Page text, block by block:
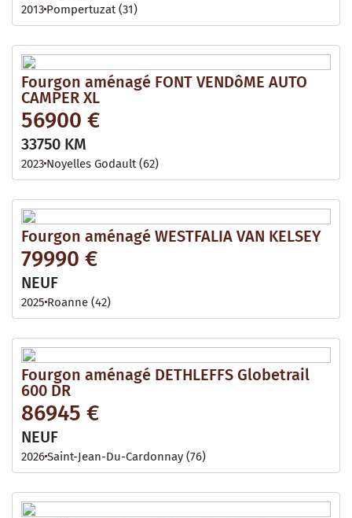
2013 Pompertuzat (31)
Fourgon aménagé FONT VENDôME AUTO
CAMPER XL
56900 €
33750 KM
2023 Noyelles Godault (62)
Fourgon aménagé WESTFALIA VAN KELSEY
79990 €
NEUF
2025 Roanne (42)
Fourgon aménagé DETHLEFFS Globetrail
600 DR
86945 €
NEUF
2026Saint-Jean-Du-Cardonnay (76)